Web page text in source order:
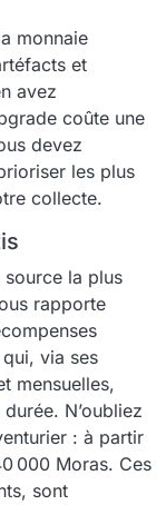
monnaie
et
avez
coûte une
devez
les plus
collecte.
la plus
rapporte
qui, via ses
mensuelles,
N’oubliez
: à partir
000 Moras. Ces
sont